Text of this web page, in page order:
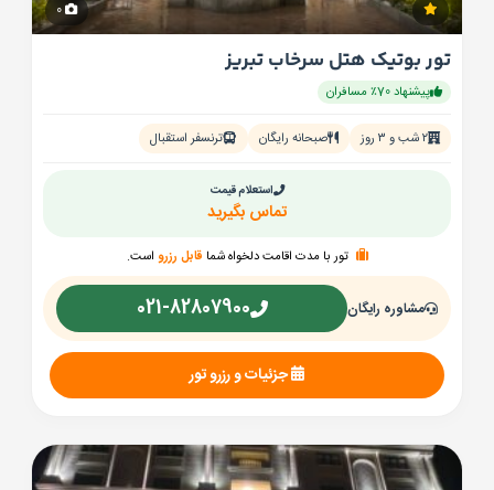
تور بوتیک هتل سرخاب تبریز
پیشنهاد 70٪ مسافران
۲ شب و ۳ روز صبحانه رایگان ترنسفر استقبال
استعلام قیمت
تماس بگیرید
تور با مدت اقامت دلخواه شما قابل رزرو است.
مشاوره رایگان 021-82807900
جزئیات و رزرو تور